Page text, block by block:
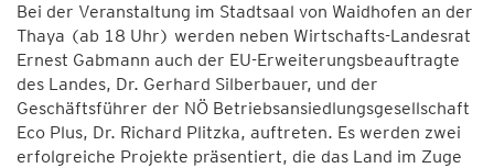
Bei der Veranstaltung im Stadtsaal von Waidhofen an der
Thaya (ab 18 Uhr) werden neben Wirtschafts-Landesrat
Ernest Gabmann auch der EU-Erweiterungsbeauftragte
des Landes, Dr. Gerhard Silberbauer, und der
Geschäftsführer der NÖ Betriebsansiedlungsgesellschaft
Eco Plus, Dr. Richard Plitzka, auftreten. Es werden zwei
erfolgreiche Projekte präsentiert, die das Land im Zuge